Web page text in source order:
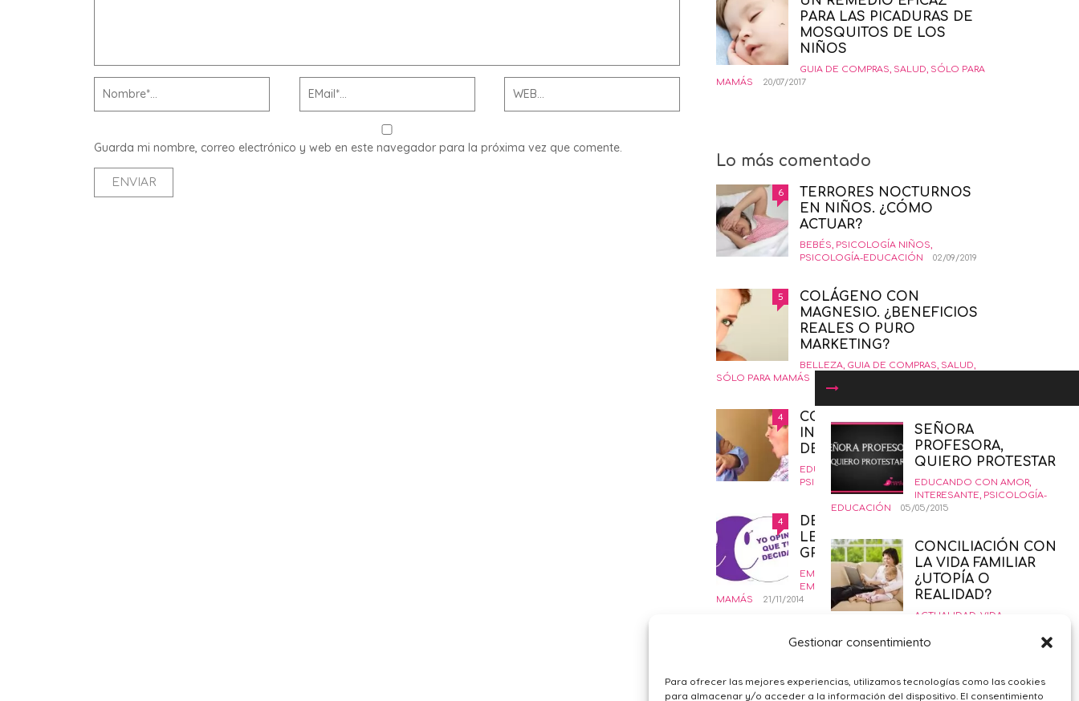
Gestionar consentimiento
Para ofrecer las mejores experiencias, utilizamos tecnologías como las cookies
para almacenar y/o acceder a la información del dispositivo. El consentimiento
Guarda mi nombre, correo electrónico y web en este navegador para la próxima vez que comente.
SEÑORA
PROFESORA,
QUIERO PROTESTAR
EDUCANDO CON AMOR,
INTERESANTE, PSICOLOGÍA-
EDUCACIÓN
05/05/2015
CONCILIACIÓN CON
LA VIDA FAMILIAR
¿UTOPÍA O
REALIDAD?
ACTUALIDAD VIDA
PASEO 2021 DE BABY
PARA LAS PICADURAS DE
MOSQUITOS DE LOS
NIÑOS
GUIA DE COMPRAS SALUD SÓLO PARA
MAMÁS
20/07/2017
Lo más comentado
6
TERRORES NOCTURNOS
EN NIÑOS. ¿CÓMO
ACTUAR?
BEBÉS, PSICOLOGÍA NIÑOS,
PSICOLOGÍA-EDUCACIÓN
02/09/2019
5
COLÁGENO CON
MAGNESIO. ¿BENEFICIOS
REALES O PURO
MARKETING?
BELLEZA, GUIA DE COMPRAS, SALUD,
SÓLO PARA MAMÁS
4
COMÓ CRIAR NIÑOS
INSORPOTABLES. LA GUÍA
DEFINITIVA.
EDUCANDO CON AMOR ,INTERESANTE
PSICOLOGÍA-EDUCACIÓN
12/02/2015
4
DERECHO AL ABORTO
LEGAL SEGURO Y
GRATUITO
EMBARAZO,PRIMER TRIMESTRE
EMBARAZO,SALUD,SÓLO PARA
MAMÁS
21/11/2014
¿POR QUÉ ME SIENTO
MAMÁS
09/02/2016